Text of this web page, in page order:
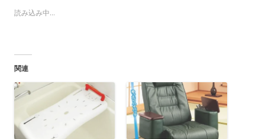
読み込み中...
関連